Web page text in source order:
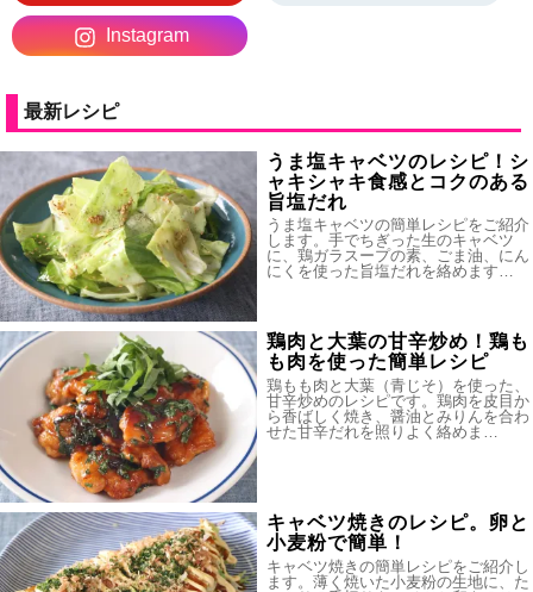
Instagram
最新レシピ
うま塩キャベツのレシピ！シ
ャキシャキ食感とコクのある
旨塩だれ
うま塩キャベツの簡単レシピをご紹介
します。手でちぎった生のキャベツ
に、鶏ガラスープの素、ごま油、にん
にくを使った旨塩だれを絡めます…
鶏肉と大葉の甘辛炒め！鶏も
も肉を使った簡単レシピ
鶏もも肉と大葉（青じそ）を使った、
甘辛炒めのレシピです。鶏肉を皮目か
ら香ばしく焼き、醤油とみりんを合わ
せた甘辛だれを照りよく絡めま…
キャベツ焼きのレシピ。卵と
小麦粉で簡単！
キャベツ焼きの簡単レシピをご紹介し
ます。薄く焼いた小麦粉の生地に、た